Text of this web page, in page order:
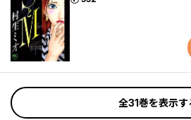
全31巻を表示す